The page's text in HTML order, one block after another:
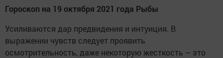
Гороскоп на 19 октября 2021 года Рыбы
Усиливаются дар предвидения и интуиция. В
выражении чувств следует проявить
осмотрительность, даже некоторую жесткость – это